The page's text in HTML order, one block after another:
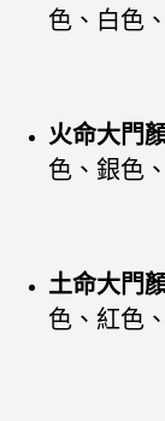
色、白色
火命大門
色、銀色
土命大門
色、紅色